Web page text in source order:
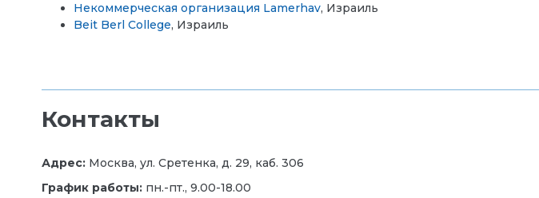
Некоммерческая организация Lamerhav, Израиль
Beit Berl College, Израиль
Контакты
Адрес: Москва, ул. Сретенка, д. 29, каб. 306
График работы: пн.-пт., 9.00-18.00